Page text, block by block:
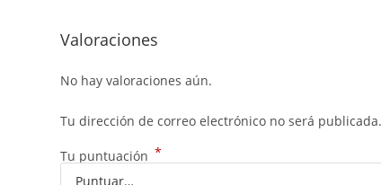
Valoraciones
No hay valoraciones aún.
Tu dirección de correo electrónico no será publicada.
Tu puntuación *